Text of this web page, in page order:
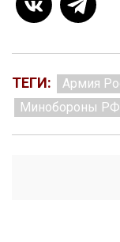
ТЕГИ: Армия
Минобороны РФ